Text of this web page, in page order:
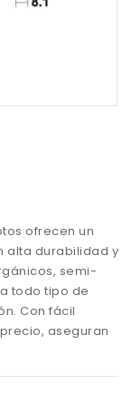
ofrecen un
alta durabilidad y
semi-
todo tipo de
Con fácil
aseguran